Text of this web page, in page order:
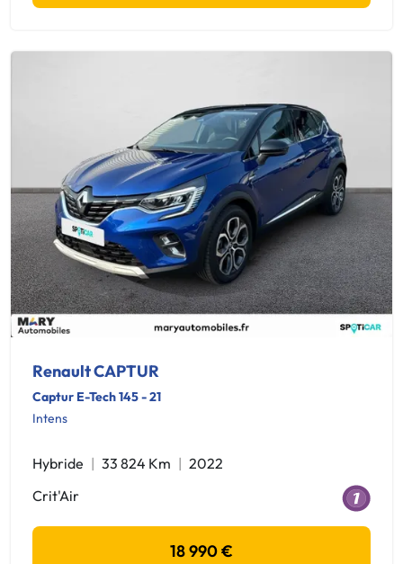
Renault CAPTUR
Captur E-Tech 145 - 21
Intens
Hybride 33 824 Km
2022
Crit'Air
18 990 €